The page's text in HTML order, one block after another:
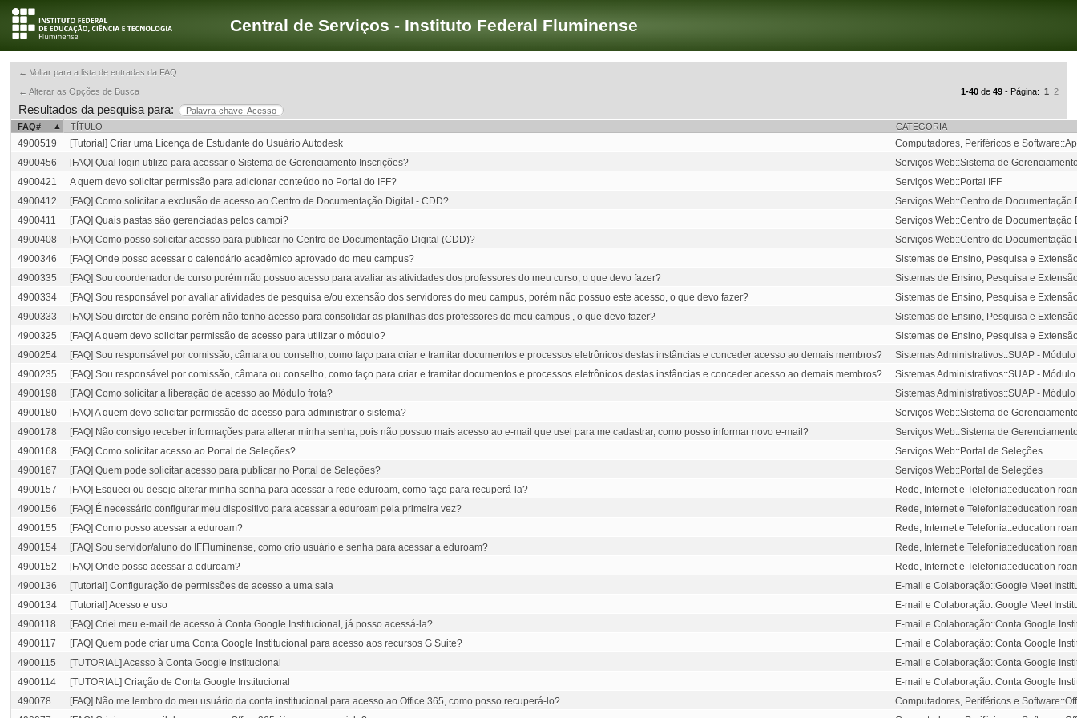
Central de Serviços - Instituto Federal Fluminense
← Voltar para a lista de entradas da FAQ
← Alterar as Opções de Busca
1-40 de 49 - Página: 1 2
Resultados da pesquisa para:
Palavra-chave: Acesso
FAQ#
TÍTULO CATEGORIA
4900519 [Tutorial] Criar uma Licença de Estudante do Usuário Autodesk
Computadores, Periféricos e
4900456
[FAQ] Qual login utilizo para acessar o Sistema de Gerenciamento Inscrições?
Serviços Web::Sistema de
4900421
A quem devo solicitar permissão para adicionar conteúdo no Portal do IFF?
Serviços Web::Portal IFF
4900412
[FAQ] Como solicitar a exclusão de acesso ao Centro de Documentação Digital - CDD?
Serviços Web::Centro de Documentação
4900411
[FAQ] Quais pastas são gerenciadas pelos campi?
Serviços Web::Centro de Documentação
4900408
[FAQ] Como posso solicitar acesso para publicar no Centro de Documentação Digital (CDD)?
Serviços Web::Centro de Documentação
4900346
[FAQ] Onde posso acessar o calendário acadêmico aprovado do meu campus?
Sistemas de Ensino, Pesquisa e
4900335
[FAQ] Sou coordenador de curso porém não possuo acesso para avaliar as atividades dos professores do meu curso, o que devo fazer?
Sistemas de Ensino, Pesquisa e
4900334
[FAQ] Sou responsável por avaliar atividades de pesquisa e/ou extensão dos servidores do meu campus, porém não possuo este acesso, o que devo fazer?
Sistemas de Ensino, Pesquisa e
4900333
[FAQ] Sou diretor de ensino porém não tenho acesso para consolidar as planilhas dos professores do meu campus , o que devo fazer?
Sistemas de Ensino, Pesquisa e
4900325
[FAQ] A quem devo solicitar permissão de acesso para utilizar o módulo?
Sistemas de Ensino, Pesquisa e
4900254
[FAQ] Sou responsável por comissão, câmara ou conselho, como faço para criar e tramitar documentos e processos eletrônicos destas instâncias e conceder acesso ao demais membros?
Sistemas Administrativos::SUAP -
4900235
[FAQ] Sou responsável por comissão, câmara ou conselho, como faço para criar e tramitar documentos e processos eletrônicos destas instâncias e conceder acesso ao demais membros?
Sistemas Administrativos::SUAP -
4900198
[FAQ] Como solicitar a liberação de acesso ao Módulo frota?
Sistemas Administrativos::SUAP -
4900180
[FAQ] A quem devo solicitar permissão de acesso para administrar o sistema?
Serviços Web::Sistema de
4900178
[FAQ] Não consigo receber informações para alterar minha senha, pois não possuo mais acesso ao e-mail que usei para me cadastrar, como posso informar novo e-mail?
Serviços Web::Sistema de
4900168
[FAQ] Como solicitar acesso ao Portal de Seleções?
Serviços Web::Portal de Seleções
4900167
[FAQ] Quem pode solicitar acesso para publicar no Portal de Seleções?
Serviços Web::Portal de Seleções
4900157
[FAQ] Esqueci ou desejo alterar minha senha para acessar a rede eduroam, como faço para recuperá-la?
Rede, Internet e Telefonia::education
4900156
[FAQ] É necessário configurar meu dispositivo para acessar a eduroam pela primeira vez?
Rede, Internet e Telefonia::education
4900155
[FAQ] Como posso acessar a eduroam?
Rede, Internet e Telefonia::education
4900154
[FAQ] Sou servidor/aluno do IFFluminense, como crio usuário e senha para acessar a eduroam?
Rede, Internet e Telefonia::education
4900152
[FAQ] Onde posso acessar a eduroam?
Rede, Internet e Telefonia::education
4900136
[Tutorial] Configuração de permissões de acesso a uma sala
E-mail e Colaboração::Google Meet
4900134
[Tutorial] Acesso e uso
E-mail e Colaboração::Google Meet
4900118
[FAQ] Criei meu e-mail de acesso à Conta Google Institucional, já posso acessá-la?
E-mail e Colaboração::Conta Google
4900117
[FAQ] Quem pode criar uma Conta Google Institucional para acesso aos recursos G Suite?
E-mail e Colaboração::Conta Google
4900115
[TUTORIAL] Acesso à Conta Google Institucional
E-mail e Colaboração::Conta Google
4900114
[TUTORIAL] Criação de Conta Google Institucional
E-mail e Colaboração::Conta Google
490078
[FAQ] Não me lembro do meu usuário da conta institucional para acesso ao Office 365, como posso recuperá-lo?
Computadores, Periféricos e